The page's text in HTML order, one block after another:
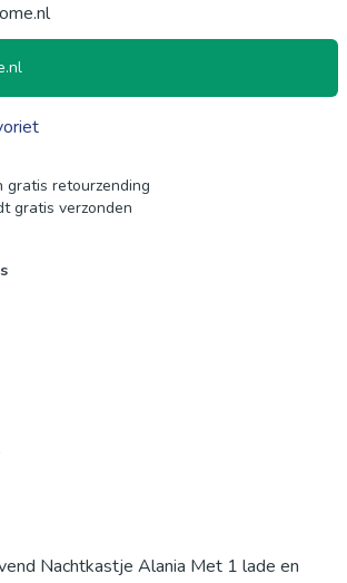
gratis retourzending
gratis verzonden
Nachtkastje Alania Met 1 lade en